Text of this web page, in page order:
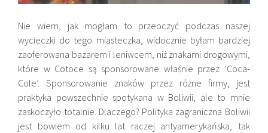
Nie wiem, jak mogłam to przeoczyć podczas naszej
wycieczki do tego miasteczka, widocznie byłam bardziej
zaoferowana bazarem i leniwcem, niż znakami drogowymi,
które w Cotoce są sponsorowane właśnie przez ‘Coca-
Cole’. Sponsorowanie znaków przez różne firmy, jest
praktyka powszechnie spotykana w Boliwii, ale to mnie
zaskoczyło totalnie. Dlaczego? Polityka zagraniczna Boliwii
jest bowiem od kilku lat raczej antyamerykańska, tak